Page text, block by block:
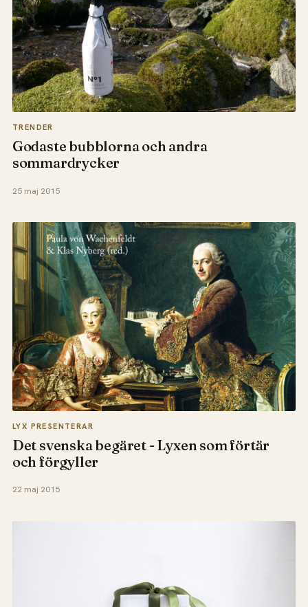
TRENDER
Godaste bubblorna och andra
sommardrycker
25 maj 2015
LYX PRESENTERAR
Det svenska begäret - Lyxen som förtär
och förgyller
22 maj 2015